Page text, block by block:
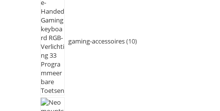
gaming-accessoires 10